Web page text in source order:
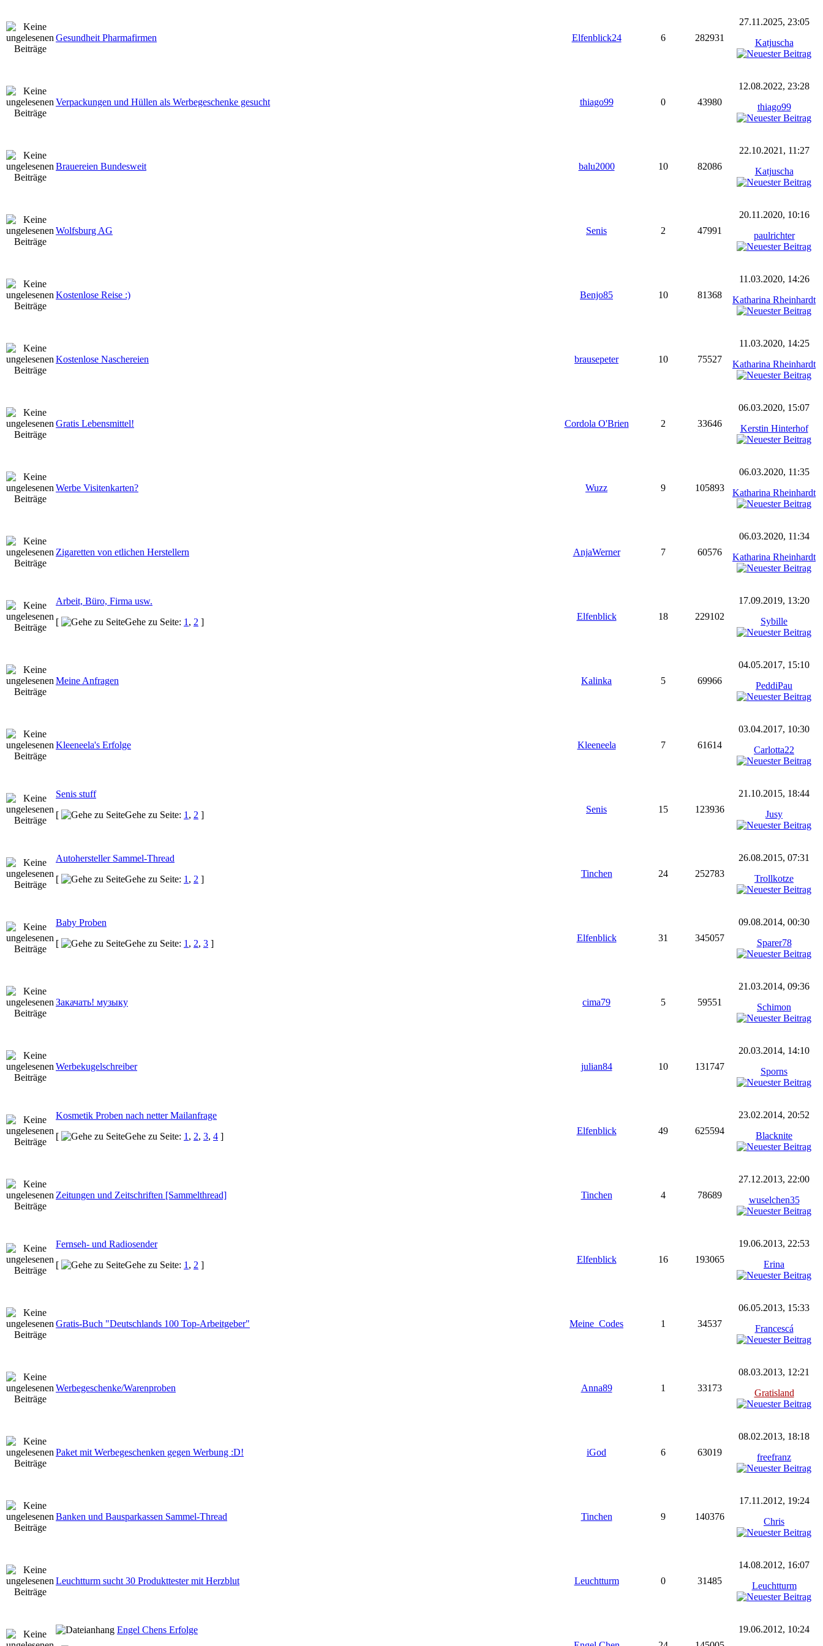
Gesundheit Pharmafirmen Elfenblick24 6 282931
27.11.2025, 23:05
Katjuscha
Verpackungen und Hüllen als Werbegeschenke gesucht thiago99 0 43980
12.08.2022, 23:28
thiago99
Brauereien Bundesweit balu2000 10 82086
22.10.2021, 11:27
Katjuscha
Wolfsburg AG Senis 2 47991
20.11.2020, 10:16
paulrichter
Kostenlose Reise :) Benjo85 10 81368
11.03.2020, 14:26
Katharina Rheinhardt
Kostenlose Naschereien brausepeter 10 75527
11.03.2020, 14:25
Katharina Rheinhardt
Gratis Lebensmittel! Cordola O'Brien 2 33646
06.03.2020, 15:07
Kerstin Hinterhof
Werbe Visitenkarten? Wuzz 9 105893
06.03.2020, 11:35
Katharina Rheinhardt
Zigaretten von etlichen Herstellern AnjaWerner 7 60576
06.03.2020, 11:34
Katharina Rheinhardt
Arbeit, Büro, Firma usw.
[
Gehe zu Seite: 1 , 2 ]
Elfenblick 18 229102
17.09.2019, 13:20
Sybille
Meine Anfragen Kalinka 5 69966
04.05.2017, 15:10
PeddiPau
Kleeneela's Erfolge Kleeneela 7 61614
03.04.2017, 10:30
Carlotta22
Senis stuff
[
Gehe zu Seite: 1 , 2 ]
Senis 15 123936
21.10.2015, 18:44
Jusy
Autohersteller Sammel-Thread
[
Gehe zu Seite: 1 , 2 ]
Tinchen 24 252783
26.08.2015, 07:31
Trollkotze
Baby Proben
[
Gehe zu Seite: 1 , 2, 3 ]
Elfenblick 31 345057
09.08.2014, 00:30
Sparer78
Закачать! музыку cima79 5 59551
21.03.2014, 09:36
Schimon
Werbekugelschreiber julian84 10 131747
20.03.2014, 14:10
Sporns
Kosmetik Proben nach netter Mailanfrage
[
Gehe zu Seite: 1 , 2, 3, 4 ]
Elfenblick 49 625594
23.02.2014, 20:52
Blacknite
Zeitungen und Zeitschriften [Sammelthread] Tinchen 4 78689
27.12.2013, 22:00
wuselchen35
Fernseh- und Radiosender
[
Gehe zu Seite: 1 , 2 ]
Elfenblick 16 193065
19.06.2013, 22:53
Erina
Gratis-Buch "Deutschlands 100 Top-Arbeitgeber" Meine_Codes 1 34537
06.05.2013, 15:33
Francescá
Werbegeschenke/Warenproben Anna89 1 33173
08.03.2013, 12:21
Gratisland
Paket mit Werbegeschenken gegen Werbung :D! iGod 6 63019
08.02.2013, 18:18
freefranz
Banken und Bausparkassen Sammel-Thread Tinchen 9 140376
17.11.2012, 19:24
Chris
Leuchtturm sucht 30 Produkttester mit Herzblut Leuchtturm 0 31485
14.08.2012, 16:07
Leuchtturm
Engel Chens Erfolge
19.06.2012, 10:24